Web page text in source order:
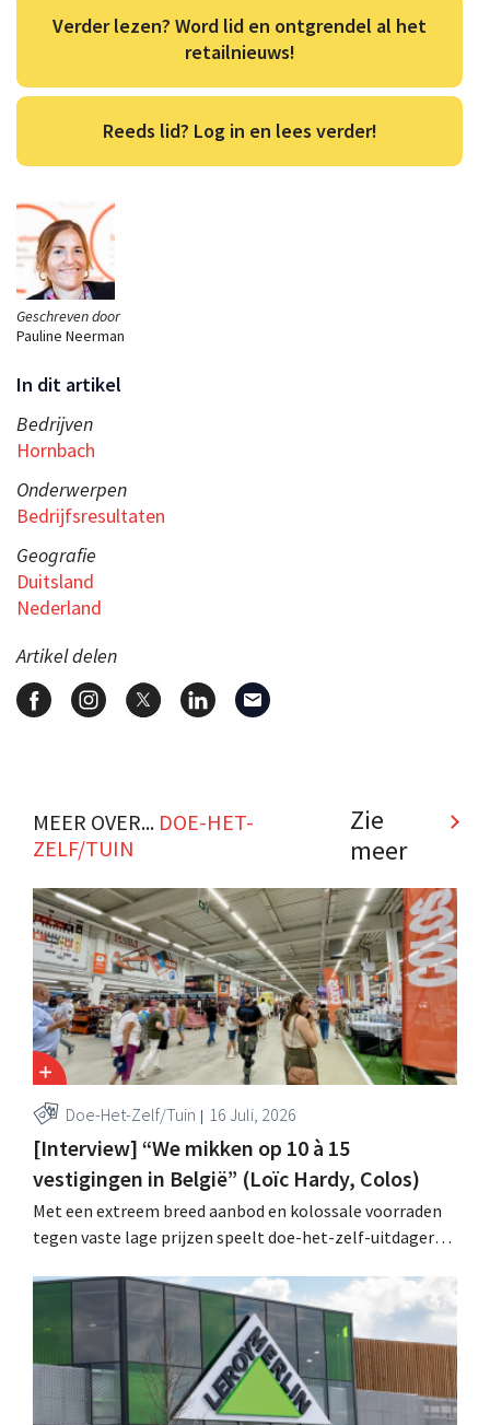
Geschreven door
Pauline Neerman
In dit artikel
Bedrijven
Hornbach
Onderwerpen
Bedrijfsresultaten
Geografie
Duitsland
Nederland
Artikel delen
Verder lezen? Word lid en ontgrendel al het
retailnieuws!
Reeds lid? Log in en lees verder!
MEER OVER... DOE-HET-
ZELF/TUIN
Zie
meer
Doe-Het-Zelf/Tuin 16 Juli, 2026
[Interview] “We mikken op 10 à 15
vestigingen in België” (Loïc Hardy, Colos)
Met een extreem breed aanbod en kolossale voorraden
tegen vaste lage prijzen speelt doe-het-zelf-uitdager
“We lossen drie belangrijke problemen op voor onze
klanten,” zegt topman Loïc Hardy.